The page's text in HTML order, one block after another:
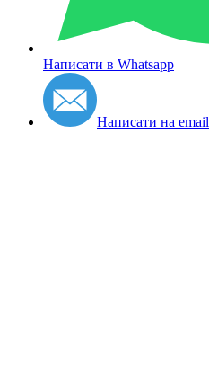
Написати в Whatsapp
Написати на email